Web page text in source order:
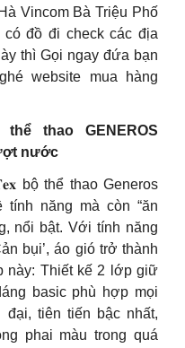
Vincom Bà Triệu Phố
đồ đi check các địa
thì Gọi ngay đứa bạn
website mua hàng
thể thao GENEROS
nước
bộ thể thao Generos
năng mà còn “ăn
nổi bật. Với tính năng
bụi’, áo gió trở thành
này: Thiết kế 2 lớp giữ
basic phù hợp mọi
đại, tiên tiến bậc nhất,
phai màu trong quá